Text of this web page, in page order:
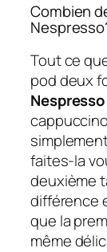
Combien
Tout ce
pod deux
Nespresso
faites-la
deuxième
différence
que la
même